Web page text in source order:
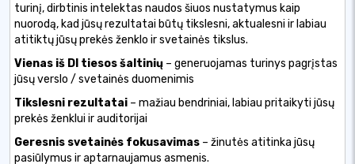
turinį, dirbtinis intelektas naudos šiuos nustatymus kaip
nuorodą, kad jūsų rezultatai būtų tikslesni, aktualesni ir labiau
atitiktų jūsų prekės ženklo ir svetainės tikslus.
Vienas iš DI tiesos šaltinių – generuojamas turinys pagrįstas
jūsų verslo / svetainės duomenimis
Tikslesni rezultatai – mažiau bendriniai, labiau pritaikyti jūsų
prekės ženklui ir auditorijai
Geresnis svetainės fokusavimas – žinutės atitinka jūsų
pasiūlymus ir aptarnaujamus asmenis.